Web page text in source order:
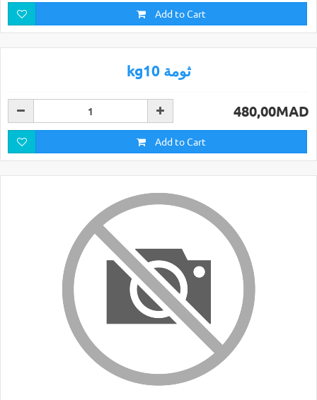
Add to Cart
kg10 ثومة
480,00MAD
Add to Cart